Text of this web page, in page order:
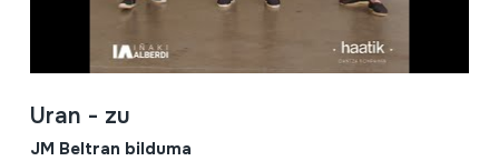
Uran - zu
JM Beltran bilduma